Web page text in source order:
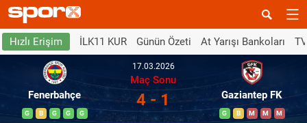
Hızlı Erişim İLK11 KUR Günün Özeti At Yarışı Bankoları
Fenerbahçe
G B G G G
17.03.2026
Maç Sonu
4 - 1 Gaziantep FK
G B M M M